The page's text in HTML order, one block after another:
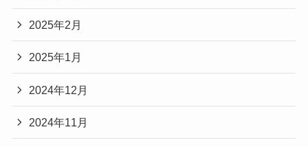
2025年2月
2025年1月
2024年12月
2024年11月